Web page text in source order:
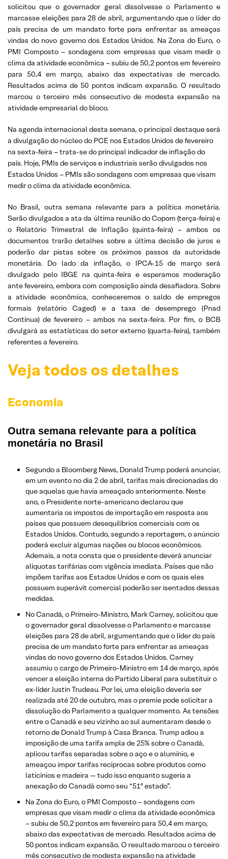
solicitou que o governador geral dissolvesse o Parlamento e
marcasse eleições para 28 de abril, argumentando que o líder do
país precisa de um mandato forte para enfrentar as ameaças
vindas do novo governo dos Estados Unidos. Na Zona do Euro, o
PMI Composto – sondagens com empresas que visam medir o
clima da atividade econômica – subiu de 50,2 pontos em fevereiro
para 50,4 em março, abaixo das expectativas de mercado.
Resultados acima de 50 pontos indicam expansão. O resultado
marcou o terceiro mês consecutivo de modesta expansão na
atividade empresarial do bloco.
Na agenda internacional desta semana, o principal destaque será
a divulgação do núcleo do PCE nos Estados Unidos de fevereiro
na sexta-feira – trata-se do principal indicador de inflação do
país. Hoje, PMIs de serviços e industriais serão divulgados nos
Estados Unidos – PMIs são sondagens com empresas que visam
medir o clima da atividade econômica.
No Brasil, outra semana relevante para a política monetária.
Serão divulgados a ata da última reunião do Copom (terça-feira) e
o Relatório Trimestral de Inflação (quinta-feira) – ambos os
documentos trarão detalhes sobre a última decisão de juros e
poderão dar pistas sobre os próximos passos da autoridade
monetária. Do lado da inflação, o IPCA-15 de março será
divulgado pelo IBGE na quinta-feira e esperamos moderação
ante fevereiro, embora com composição ainda desafiadora. Sobre
a atividade econômica, conheceremos o saldo de empregos
formais (relatório Caged) e a taxa de desemprego (Pnad
Contínua) de fevereiro – ambos na sexta-feira. Por fim, o BCB
divulgará as estatísticas do setor externo (quarta-feira), também
referentes a fevereiro.
Veja todos os detalhes
Economia
Outra semana relevante para a política
monetária no Brasil
Segundo a Bloomberg News, Donald Trump poderá anunciar,
em um evento no dia 2 de abril, tarifas mais direcionadas do
que aquelas que havia ameaçado anteriormente. Neste
ano, o Presidente norte-americano declarou que
aumentaria os impostos de importação em resposta aos
países que possuem desequilíbrios comerciais com os
Estados Unidos. Contudo, segundo a reportagem, o anúncio
poderá excluir algumas nações ou blocos econômicos.
Ademais, a nota consta que o presidente deverá anunciar
alíquotas tarifárias com vigência imediata. Países que não
impõem tarifas aos Estados Unidos e com os quais eles
possuem superávit comercial poderão ser isentados dessas
medidas.
No Canadá, o Primeiro-Ministro, Mark Carney, solicitou que
o governador geral dissolvesse o Parlamento e marcasse
eleições para 28 de abril, argumentando que o líder do país
precisa de um mandato forte para enfrentar as ameaças
vindas do novo governo dos Estados Unidos. Carney
assumiu o cargo de Primeiro-Ministro em 14 de março, após
vencer a eleição interna do Partido Liberal para substituir o
ex-líder Justin Trudeau. Por lei, uma eleição deveria ser
realizada até 20 de outubro, mas o premie pode solicitar a
dissolução do Parlamento a qualquer momento. As tensões
entre o Canadá e seu vizinho ao sul aumentaram desde o
retorno de Donald Trump à Casa Branca. Trump adiou a
imposição de uma tarifa ampla de 25% sobre o Canadá,
aplicou tarifas separadas sobre o aço e o alumínio, e
ameaçou impor tarifas recíprocas sobre produtos como
laticínios e madeira — tudo isso enquanto sugeria a
anexação do Canadá como seu “51º estado”.
Na Zona do Euro, o PMI Composto – sondagens com
empresas que visam medir o clima da atividade econômica
– subiu de 50,2 pontos em fevereiro para 50,4 em março,
abaixo das expectativas de mercado. Resultados acima de
50 pontos indicam expansão. O resultado marcou o terceiro
mês consecutivo de modesta expansão na atividade